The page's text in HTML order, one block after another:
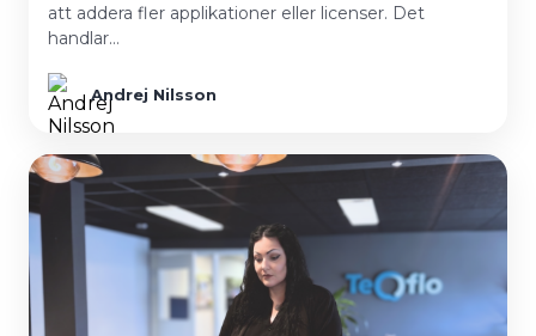
att addera fler applikationer eller licenser. Det
handlar…
Andrej Nilsson